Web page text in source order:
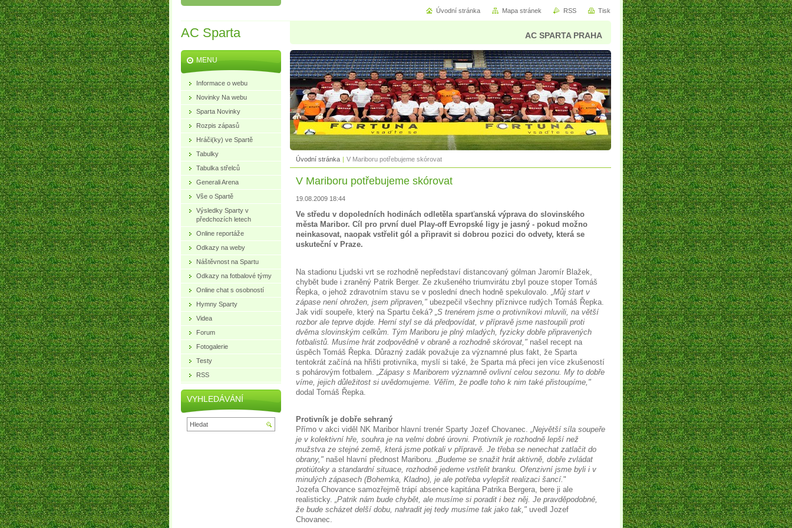
AC Sparta AC SPARTA PRAHA
Úvodní stránka | V Mariboru potřebujeme skórovat
V Mariboru potřebujeme skórovat
19.08.2009 18:44
Ve středu v dopoledních hodinách odletěla sparťanská výprava do slovinského
města Maribor. Cíl pro první duel Play-off Evropské ligy je jasný - pokud možno
neinkasovat, naopak vstřelit gól a připravit si dobrou pozici do odvety, která se
uskuteční v Praze.
Na stadionu Ljudski vrt se rozhodně nepředstaví distancovaný gólman Jaromír Blažek,
chybět bude i zraněný Patrik Berger. Ze zkušeného triumvirátu zbyl pouze stoper Tomáš
Řepka, o jehož zdravotním stavu se v poslední dnech hodně spekulovalo.
„Můj start v
zápase není ohrožen, jsem připraven," ubezpečil všechny příznivce rudých Tomáš Řepka.
Jak vidí soupeře, který na Spartu čeká? „S trenérem jsme o protivníkovi mluvili, na větší
rozbor ale teprve dojde. Herní styl se dá předpovídat, v přípravě jsme nastoupili proti
dvěma slovinským celkům. Tým Mariboru je plný mladých, fyzicky dobře připravených
fotbalistů. Musíme hrát zodpovědně v obraně a rozhodně skórovat," našel recept na
úspěch Tomáš Řepka. Důrazný zadák považuje za významné plus fakt, že Sparta
tentokrát začíná na hřišti protivníka, myslí si také, že Sparta má přeci jen více zkušeností
s pohárovým fotbalem.
„Zápasy s Mariborem významně ovlivní celou sezonu. My to dobře
víme, jejich důležitost si uvědomujeme. Věřím, že podle toho k nim také přistoupíme,"
dodal Tomáš Řepka.
Protivník je dobře sehraný
Přímo v akci viděl NK Maribor hlavní trenér Sparty Jozef Chovanec. „Největší síla soupeře
je v kolektivní hře, souhra je na velmi dobré úrovni. Protivník je rozhodně lepší než
mužstva ze stejné země, která jsme potkali v přípravě. Je třeba se nenechat zatlačit do
obrany," našel hlavní přednost Mariboru. „Budeme se snažit hrát aktivně, dobře zvládat
protiútoky a standardní situace, rozhodně jedeme vstřelit branku. Ofenzivní jsme byli i v
minulých zápasech (Bohemka, Kladno), je ale potřeba vylepšit realizaci šancí."
Jozefa Chovance samozřejmě trápí absence kapitána Patrika Bergera, bere ji ale
realisticky. „Patrik nám bude chybět, ale musíme si poradit i bez něj. Je pravděpodobné,
že bude scházet delší dobu, nahradit jej tedy musíme tak jako tak," uvedl Jozef
Chovanec.
MENU
Informace o webu
Novinky Na webu
Sparta Novinky
Rozpis zápasů
Hráči(ky) ve Spartě
Tabulky
Tabulka střelců
Generali Arena
Vše o Spartě
Výsledky Sparty v
předchozích letech
Online reportáže
Odkazy na weby
Náštěvnost na Spartu
Odkazy na fotbalové týmy
Online chat s osobností
Hymny Sparty
Videa
Forum
Fotogalerie
Testy
RSS
VYHLEDÁVÁNÍ
Úvodní stránka Mapa stránek RSS Tisk